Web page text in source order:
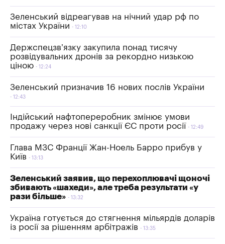
Зеленський відреагував на нічний удар рф по
містах України
12:10
Держспецзв’язку закупила понад тисячу
розвідувальних дронів за рекордно низькою
ціною
12:24
Зеленський призначив 16 нових послів України
12:43
Індійський нафтопереробник змінює умови
продажу через нові санкції ЄС проти росії
12:49
Глава МЗС Франції Жан-Ноель Барро прибув у
Київ
13:13
Зеленський заявив, що перехоплювачі щоночі
збивають «шахеди», але треба результати «у
рази більше»
13:32
Україна готується до стягнення мільярдів доларів
із росії за рішенням арбітражів
13:35